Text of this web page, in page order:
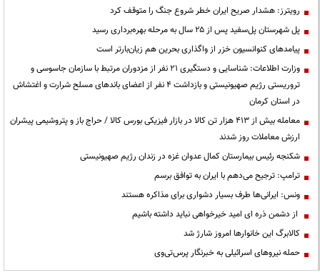
رویترز: هشدار صریح ایران خطر شروع جنگ را متوقف کرد
پل شهرستان پل‌سفید پس از ۲۵ سال به مرحله بهره‌برداری رسید
پیامدهای کنوانسیون خزر از واگذاری بحرین هم زیان‌بارتر است
وزارت اطلاعات: شناسایی و دستگیری ۲۱ نفر از مزدوران مرتبط با سازمان جاسوسی و
تروریستی رژیم صهیونیستی و بازداشت ۴ نفر از اعضای باندهای مسلح شرارت و اغتشاش
در استان کرمان
معامله بیش از ۴۱۳ هزار تن کالا در بازار فیزیکی بورس کالا / حراج باز و پتروشیمی پیشران
ارزش معاملات روز شدند
شکنجه رئیس بیمارستان کمال عدوان غزه در زندان رژیم صهیونیستی
ترامپ: ترجیح می‌دهم با ایران به توافق برسم
ونس: ایرانی‌ها طرف بسیار دشواری برای مذاکره هستند
از دشمن ذره ای امید خیرخواهی نباید داشته باشیم
کالابرگ این خانوارها امروز شارژ شد
حمله نیروهای اسرائیلی به خبرنگار پرس‌تی‌وی